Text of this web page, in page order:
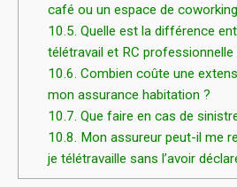
café ou un espace de
10.5. Quelle est la différence
télétravail et RC professionnelle
10.6. Combien coûte une
mon assurance habitation ?
10.7. Que faire en cas de
10.8. Mon assureur peut-il me
je télétravaille sans l’avoir